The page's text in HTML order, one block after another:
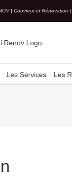
| Couvreur et
Les Services Les